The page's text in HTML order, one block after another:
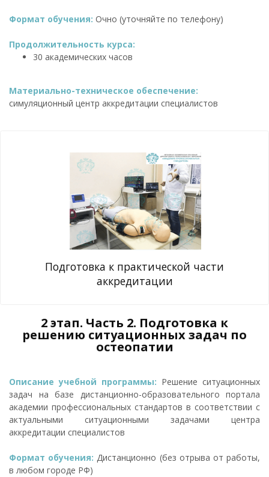
Формат обучения: Очно (уточняйте по телефону)
Продолжительность курса:
30 академических часов
Материально-техническое обеспечение:
симуляционный центр аккредитации специалистов
Подготовка к практической части
аккредитации
2 этап. Часть 2. Подготовка к
решению ситуационных задач по
остеопатии
Описание учебной программы: Решение ситуационных
задач на базе дистанционно-образовательного портала
академии профессиональных стандартов в соответствии с
актуальными ситуационными задачами центра
аккредитации специалистов
Формат обучения:Дистанционно (без отрыва от работы,
в любом городе РФ)